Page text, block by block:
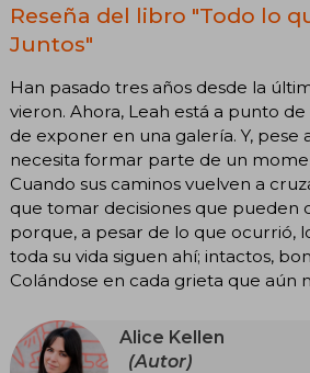
Reseña del libro "Todo lo
Juntos"
Han pasado tres años desde la
vieron. Ahora, Leah está a punto
de exponer en una galería. Y, pese
necesita formar parte de un
Cuando sus caminos vuelven a
que tomar decisiones que pueden
porque, a pesar de lo que ocurrió,
toda su vida siguen ahí; intactos,
Colándose en cada grieta que aún
Alice Kellen
(Autor)